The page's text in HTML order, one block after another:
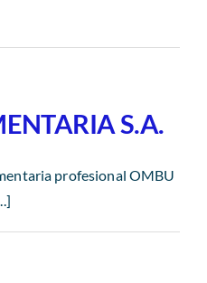
S.A.
profesional OMBU